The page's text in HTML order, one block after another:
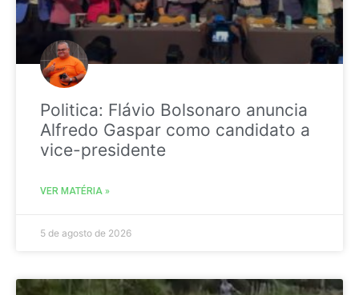
Politica: Flávio Bolsonaro anuncia
Alfredo Gaspar como candidato a
vice-presidente
VER MATÉRIA »
5 de agosto de 2026